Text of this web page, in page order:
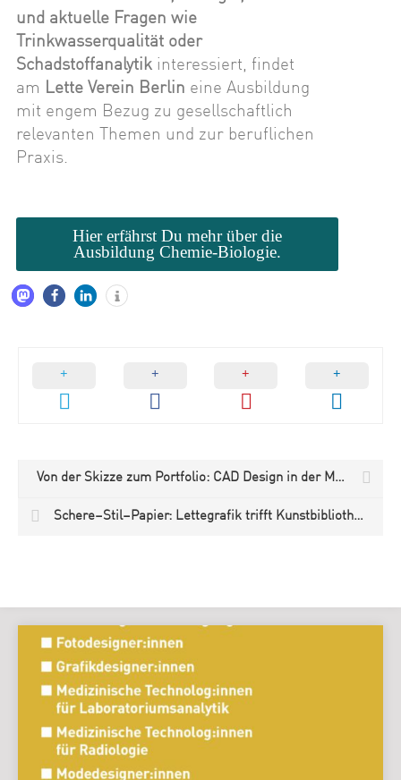
und aktuelle Fragen wie
Trinkwasserqualität oder
Schadstoffanalytik interessiert, findet
am Lette Verein Berlin eine Ausbildung
mit engem Bezug zu gesellschaftlich
relevanten Themen und zur beruflichen
Praxis.
Hier erfährst Du mehr über die
Ausbildung Chemie-Biologie.
Von der Skizze zum Portfolio: CAD Design in der Modedesign-Ausbildung am Lette Verein Berlin
Schere–Stil–Papier: Lettegrafik trifft Kunstbibliothek im Kulturforum Berlin